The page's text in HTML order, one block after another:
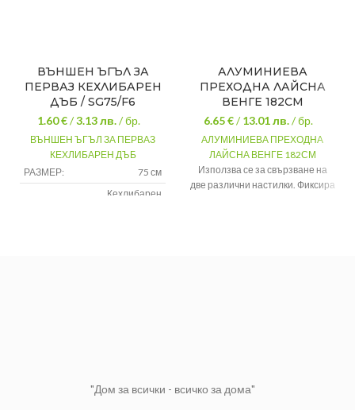
ВЪНШЕН ЪГЪЛ ЗА
ПЕРВАЗ КЕХЛИБАРЕН
ДЪБ / SG75/F6
1.60 €/3.13лв./ бр.
ВЪНШЕН ЪГЪЛ ЗА ПЕРВАЗ
КЕХЛИБАРЕН ДЪБ
РАЗМЕР:
75 см
Кехлибарен
АЛУМИНИЕВА
ПРЕХОДНА ЛАЙСНА
ВЕНГЕ 182СМ
6.65 €/13.01лв./ бр.
АЛУМИНИЕВА ПРЕХОДНА
ЛАЙСНА ВЕНГЕ 182СМ
Използва се за свързване на
две различни настилки. Фиксира
"Дом за всички - всичко за дома"